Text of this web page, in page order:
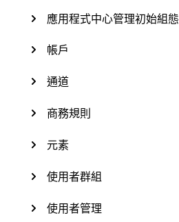
應用程式中心管理初始組態
帳戶
通道
商務規則
元素
使用者群組
使用者管理